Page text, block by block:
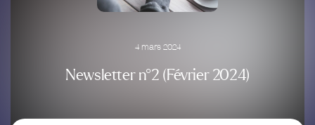
4 mars 2024
Newsletter n°2 (Février 2024)